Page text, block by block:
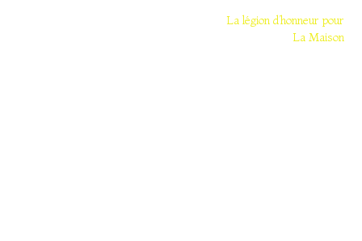
La légion d’honneur pour
La Maison